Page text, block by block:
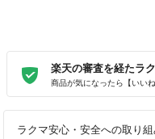
楽天の審査を経たラ
商品が気になったら【いい
ラクマ安心・安全への取り